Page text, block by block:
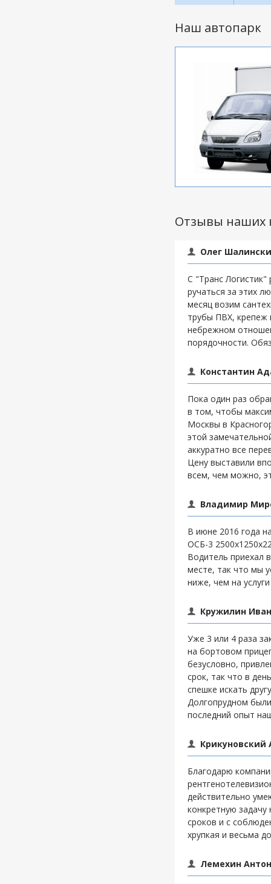
Наш автопарк
Отзывы наших
Олег
С "Транс
ручаться за этих
месяц возим
трубы ПВХ, крепеж
небрежном
порядочности.
Константин
Пока один раз
в том, чтобы
Москвы в
этой
аккуратно все
Цену выставили
всем, чем можно,
Владимир
В июне 2016 года
ОСБ-3
Водитель приехал
месте, так что мы
ниже, чем на
Кружилин
Уже 3 или 4 раза
на бортовом
безусловно,
срок, так что в
спешке искать
Долгопрудном
последний опыт
Благодарю
действительно
конкретную
сроков и с
хрупкая и весьма
Лемехин